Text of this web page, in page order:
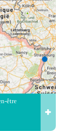
être